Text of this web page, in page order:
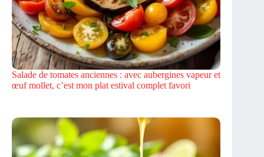
Salade de tomates anciennes : avec aubergines vapeur et
œuf mollet, c’est mon plat estival complet favori